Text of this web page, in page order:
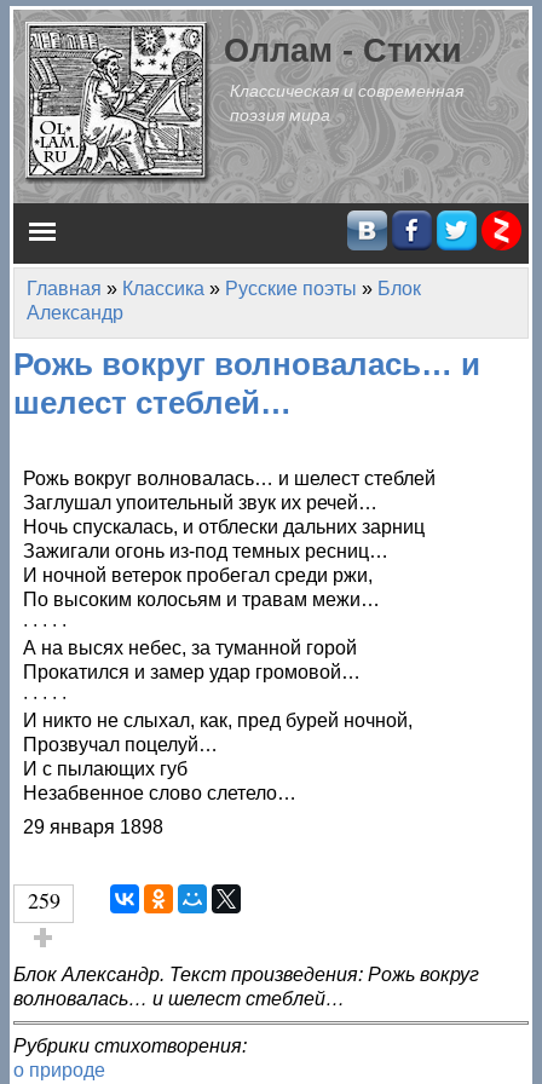
Перейти к основному содержанию
Оллам - Стихи
Классическая и современная
поэзия мира
Главное меню
Вы здесь
Главная » Классика » Русские поэты » Блок
Александр
Рожь вокруг волновалась… и
шелест стеблей…
Рожь вокруг волновалась… и шелест стеблей
Заглушал упоительный звук их речей…
Ночь спускалась, и отблески дальних зарниц
Зажигали огонь из-под темных ресниц…
И ночной ветерок пробегал среди ржи,
По высоким колосьям и травам межи…
· · · · ·
А на высях небес, за туманной горой
Прокатился и замер удар громовой…
· · · · ·
И никто не слыхал, как, пред бурей ночной,
Прозвучал поцелуй…
И с пылающих губ
Незабвенное слово слетело…
29 января 1898
259
Голос за!
Блок Александр. Текст произведения: Рожь вокруг
волновалась… и шелест стеблей…
Рубрики стихотворения:
о природе